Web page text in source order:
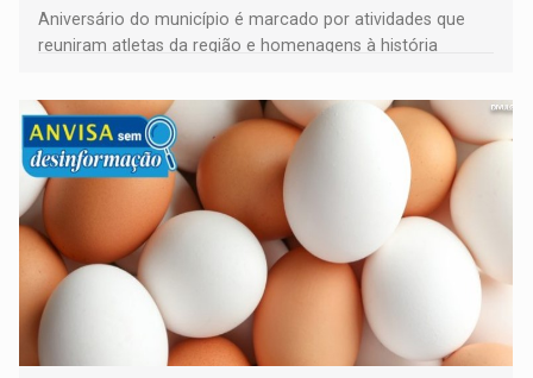
Aniversário do município é marcado por atividades que
reuniram atletas da região e homenagens à história